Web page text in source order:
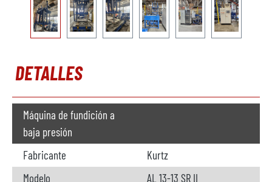
DETALLES
Máquina de fundición a
baja presión
Fabricante
Kurtz
Modelo
AL 13-13 SR II